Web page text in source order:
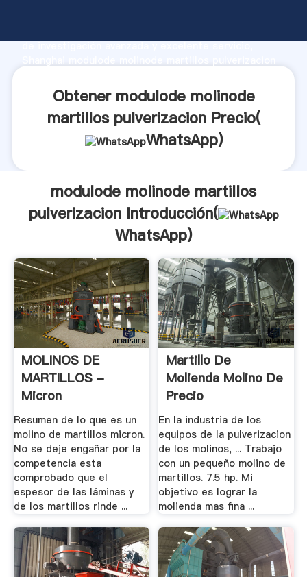
de investigación avanzada y excelente servicio,
clientes.Obtener modulode molinode
martillos pulverizacion Precio(
WhatsApp)
modulode molinode martillos
pulverizacion Introducción(
WhatsApp)
MOLINOS DE
MARTILLOS -
Micron
Resumen de lo que es un
molino de martillos micron.
No se deje engañar por la
competencia esta
comprobado que el
espesor de las láminas y
de los martillos rinde ...
Martillo De
Molienda Molino De
Precio
En la industria de los
equipos de la pulverizacion
de los molinos, ... Trabajo
con un pequeño molino de
martillos. 7.5 hp. Mi
objetivo es lograr la
molienda mas fina ...